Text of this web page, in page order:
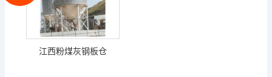
江西粉煤灰钢板仓